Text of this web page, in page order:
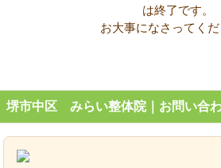
は終了です。
お大事になさってくだ
堺市中区 みらい整体院｜お問い合